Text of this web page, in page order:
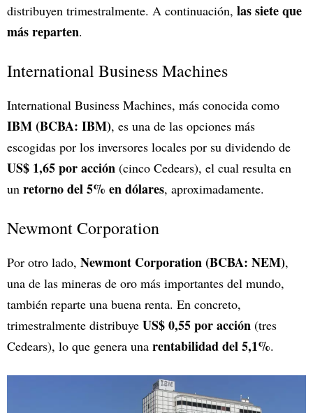
distribuyen trimestralmente. A continuación, las siete que
más reparten.
International Business Machines
International Business Machines, más conocida como
IBM (BCBA: IBM), es una de las opciones más
escogidas por los inversores locales por su dividendo de
US$ 1,65 por acción (cinco Cedears), el cual resulta en
un retorno del 5% en dólares, aproximadamente.
Newmont Corporation
Por otro lado, Newmont Corporation (BCBA: NEM),
una de las mineras de oro más importantes del mundo,
también reparte una buena renta. En concreto,
trimestralmente distribuye US$ 0,55 por acción (tres
Cedears), lo que genera una rentabilidad del 5,1%.